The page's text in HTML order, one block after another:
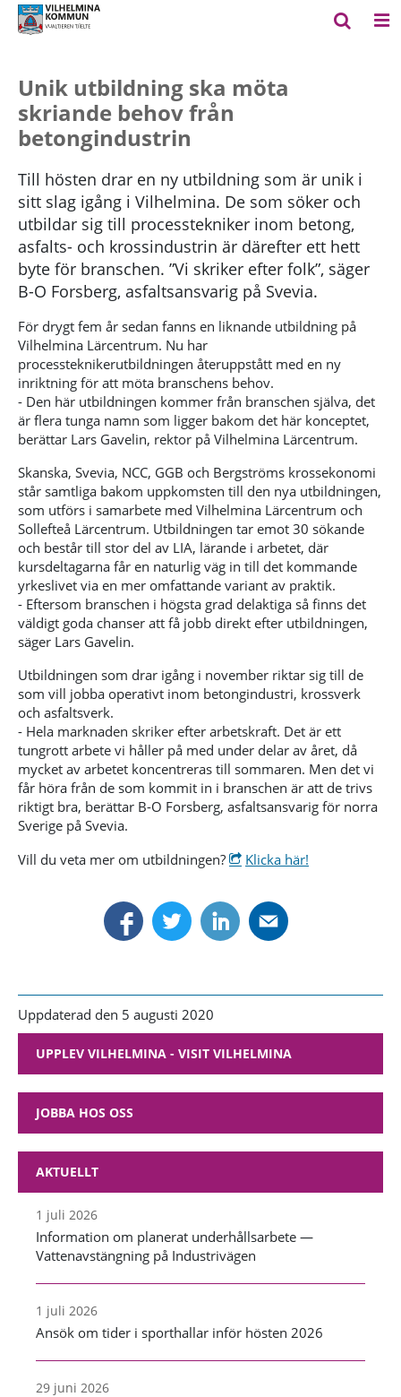
AKTUELLT
1 juli 2026
Information om planerat underhållsarbete —
Vattenavstängning på Industrivägen
1 juli 2026
Ansök om tider i sporthallar inför hösten 2026
29 juni 2026
Unik utbildning ska möta
skriande behov från
betongindustrin
Till hösten drar en ny utbildning som är unik i
sitt slag igång i Vilhelmina. De som söker och
utbildar sig till processtekniker inom betong,
asfalts- och krossindustrin är därefter ett hett
byte för branschen. ”Vi skriker efter folk”, säger
B-O Forsberg, asfaltsansvarig på Svevia.
För drygt fem år sedan fanns en liknande utbildning på
Vilhelmina Lärcentrum. Nu har
processteknikerutbildningen återuppstått med en ny
inriktning för att möta branschens behov.
- Den här utbildningen kommer från branschen själva, det
är flera tunga namn som ligger bakom det här konceptet,
berättar Lars Gavelin, rektor på Vilhelmina Lärcentrum.
Skanska, Svevia, NCC, GGB och Bergströms krossekonomi
står samtliga bakom uppkomsten till den nya utbildningen,
som utförs i samarbete med Vilhelmina Lärcentrum och
Sollefteå Lärcentrum. Utbildningen tar emot 30 sökande
och består till stor del av LIA, lärande i arbetet, där
kursdeltagarna får en naturlig väg in till det kommande
yrkeslivet via en mer omfattande variant av praktik.
- Eftersom branschen i högsta grad delaktiga så finns det
väldigt goda chanser att få jobb direkt efter utbildningen,
säger Lars Gavelin.
Utbildningen som drar igång i november riktar sig till de
som vill jobba operativt inom betongindustri, krossverk
och asfaltsverk.
- Hela marknaden skriker efter arbetskraft. Det är ett
tungrott arbete vi håller på med under delar av året, då
mycket av arbetet koncentreras till sommaren. Men det vi
får höra från de som kommit in i branschen är att de trivs
riktigt bra, berättar B-O Forsberg, asfaltsansvarig för norra
Sverige på Svevia.
Vill du veta mer om utbildningen?
Klicka här!
Uppdaterad den 5 augusti 2020
UPPLEV VILHELMINA - VISIT VILHELMINA
JOBBA HOS OSS